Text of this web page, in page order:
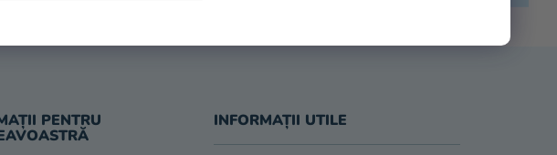
PENTRU INFORMAȚII UTILE